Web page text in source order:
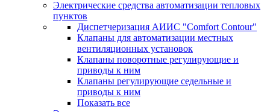
Электрические средства автоматизации тепловых
пунктов
Диспетчеризация АИИС "Comfort Contour"
Клапаны для автоматизации местных
вентиляционных установок
Клапаны поворотные регулирующие и
приводы к ним
Клапаны регулирующие седельные и
приводы к ним
Показать все